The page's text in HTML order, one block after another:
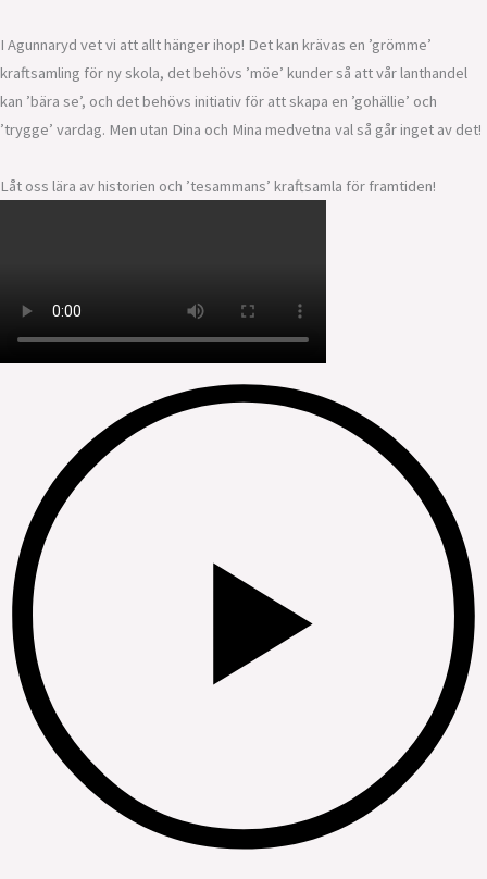
I Agunnaryd vet vi att allt hänger ihop! Det kan krävas en ’grömme’
kraftsamling för ny skola, det behövs ’möe’ kunder så att vår lanthandel
kan ’bära se’, och det behövs initiativ för att skapa en ’gohällie’ och
’trygge’ vardag. Men utan Dina och Mina medvetna val så går inget av det!
Låt oss lära av historien och ’tesammans’ kraftsamla för framtiden!